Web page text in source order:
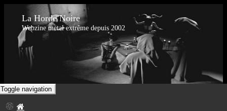
La Horde Noire
Webzine metal extrême depuis 2002
Toggle navigation